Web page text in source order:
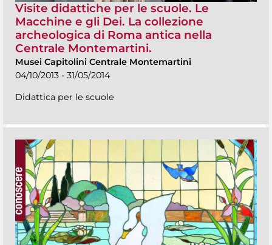
Visite didattiche per le scuole. Le
Macchine e gli Dei. La collezione
archeologica di Roma antica nella
Centrale Montemartini.
Musei Capitolini Centrale Montemartini
04/10/2013 - 31/05/2014
Didattica per le scuole